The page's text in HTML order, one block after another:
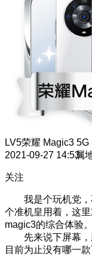
LV5荣耀 Magic3 5G
2021-09-27 14:53属
关注
我是个玩机党，
个准机皇用着，这
magic3的综合体验
先来说下屏幕，
目前为止没有哪一